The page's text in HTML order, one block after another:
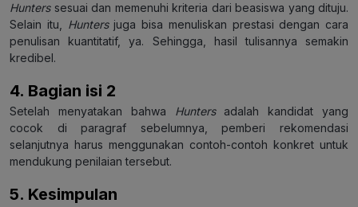
Hunters sesuai dan memenuhi kriteria dari beasiswa yang dituju.
Selain itu, Hunters juga bisa menuliskan prestasi dengan cara
penulisan kuantitatif, ya. Sehingga, hasil tulisannya semakin
kredibel.
4. Bagian isi 2
Setelah menyatakan bahwa Huntersadalah kandidat yang
cocok di paragraf sebelumnya, pemberi rekomendasi
selanjutnya harus menggunakan contoh-contoh konkret untuk
mendukung penilaian tersebut.
5. Kesimpulan